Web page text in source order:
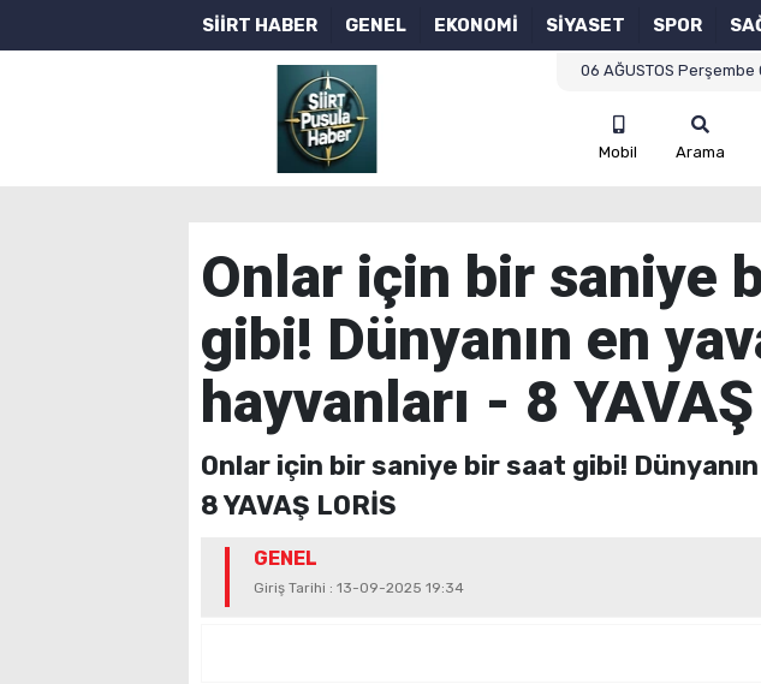
SİİRT HABER GENEL EKONOMİ SİYASET SPOR
06 AĞUSTOS Perşembe
Mobil Arama
Onlar için bir saniye
gibi! Dünyanın en
hayvanları - 8
Onlar için bir saniye bir saat gibi!
8 YAVAŞ LORİS
GENEL
Giriş Tarihi : 13-09-2025 19:34